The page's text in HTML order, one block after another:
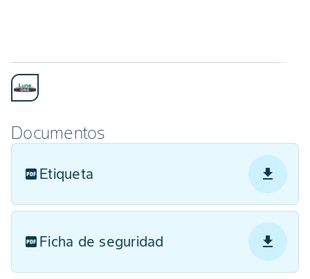
Documentos
Etiqueta
Ficha de seguridad